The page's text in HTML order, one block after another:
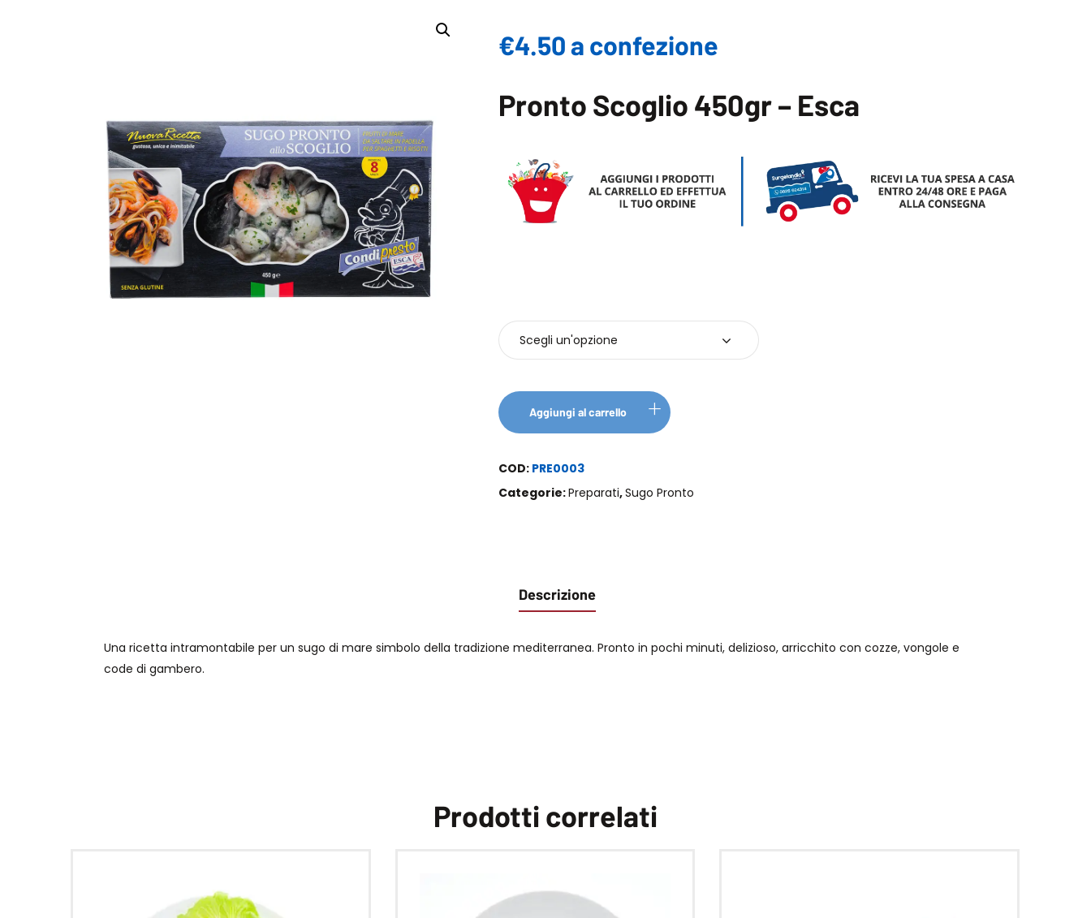
€4.50 a confezione
Pronto Scoglio 450gr – Esca
Aggiungi al carrello
COD: PRE0003
Categorie:Preparati,Sugo Pronto
Descrizione
Una ricetta intramontabile per un sugo di mare simbolo della tradizione mediterranea. Pronto in pochi minuti, delizioso, arricchito con cozze, vongole e
code di gambero.
Prodotti correlati